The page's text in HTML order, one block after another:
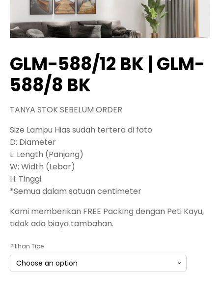
GLM-588/12 BK | GLM-
588/8 BK
TANYA STOK SEBELUM ORDER
Size Lampu Hias sudah tertera di foto
D: Diameter
L: Length (Panjang)
W: Width (Lebar)
H: Tinggi
*Semua dalam satuan centimeter
Kami memberikan FREE Packing dengan Peti Kayu,
tidak ada biaya tambahan.
Pilihan Tipe